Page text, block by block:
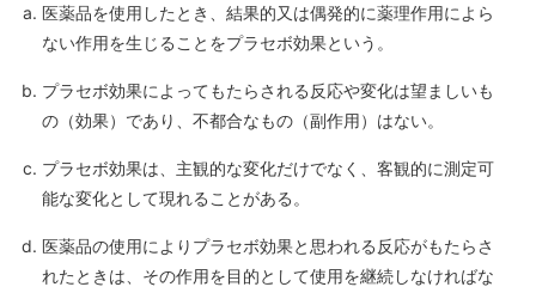
医薬品を使用したとき、結果的又は偶発的に薬理作用によら
ない作用を生じることをプラセボ効果という。
プラセボ効果によってもたらされる反応や変化は望ましいも
の（効果）であり、不都合なもの（副作用）はない。
プラセボ効果は、主観的な変化だけでなく、客観的に測定可
能な変化として現れることがある。
医薬品の使用によりプラセボ効果と思われる反応がもたらさ
れたときは、その作用を目的として使用を継続しなければな